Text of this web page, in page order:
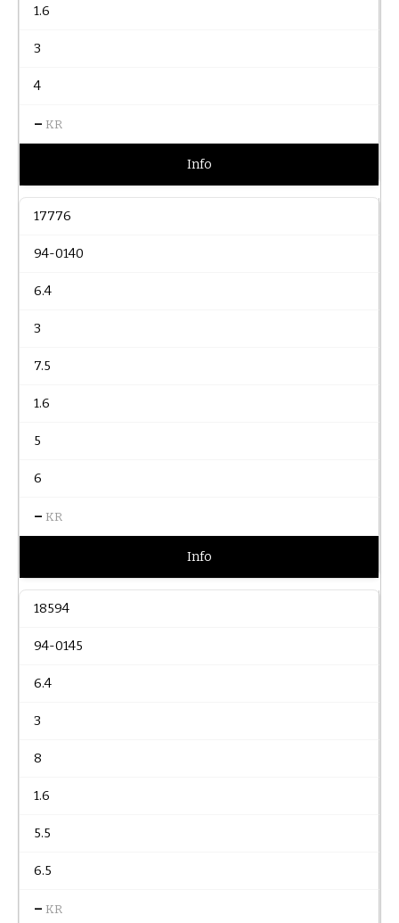
1.6
3
4
– KR
Info
17776
94-0140
6.4
3
7.5
1.6
5
6
– KR
Info
18594
94-0145
6.4
3
8
1.6
5.5
6.5
– KR